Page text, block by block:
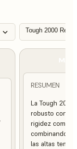
Tough 2000
RESUMEN
La Tough
robusto con
rigidez
combinando
las altas